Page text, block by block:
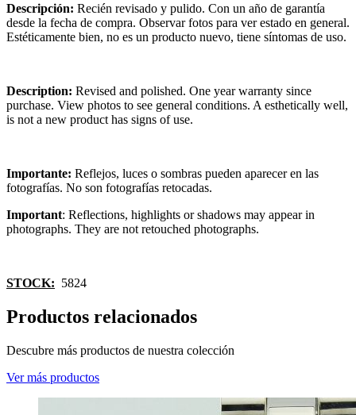
Descripción: Recién revisado y pulido. Con un año de garantía
desde la fecha de compra. Observar fotos para ver estado en general.
Estéticamente bien, no es un producto nuevo, tiene síntomas de uso.
Description: Revised and polished. One year warranty since
purchase. View photos to see general conditions. A esthetically well,
is not a new product has signs of use.
Importante: Reflejos, luces o sombras pueden aparecer en las
fotografías. No son fotografías retocadas.
Important: Reflections, highlights or shadows may appear in
photographs. They are not retouched photographs.
STOCK: 5824
Productos relacionados
Descubre más productos de nuestra colección
Ver más productos